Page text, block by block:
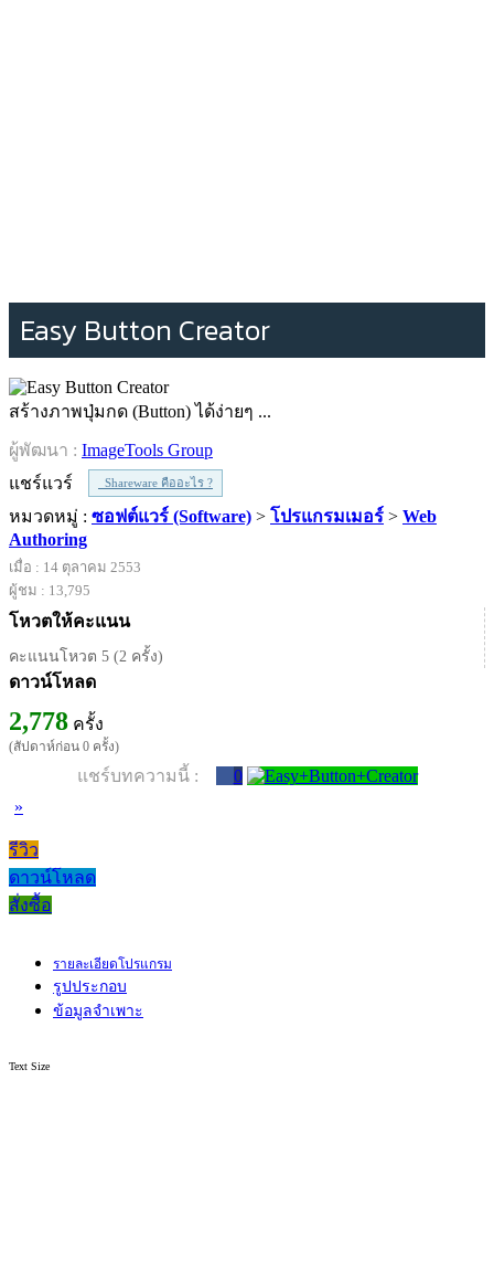
Easy Button Creator
สร้างภาพปุ่มกด (Button) ได้ง่ายๆ ...
ผู้พัฒนา : ImageTools Group
แชร์แวร์
Shareware คืออะไร ?
หมวดหมู่ : ซอฟต์แวร์ (Software) > โปรแกรมเมอร์ > Web
Authoring
เมื่อ : 14 ตุลาคม 2553
ผู้ชม : 13,795
โหวตให้คะแนน
คะแนนโหวต 5 (2 ครั้ง)
ดาวน์โหลด
2,778 ครั้ง
(สัปดาห์ก่อน 0 ครั้ง)
แชร์บทความนี้ :
0
»
รีวิว
ดาวน์โหลด
สั่งซื้อ
รายละเอียดโปรแกรม
รูปประกอบ
ข้อมูลจำเพาะ
Text Size